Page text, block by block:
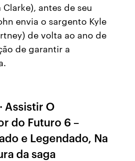
antes de seu
envia o sargento Kyle
de volta ao ano de
de garantir a
Assistir O
do Futuro 6 –
e Legendado, Na
da saga